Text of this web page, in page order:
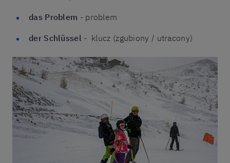
das Problem - problem
der Schlüssel - klucz (zgubiony / utracony)